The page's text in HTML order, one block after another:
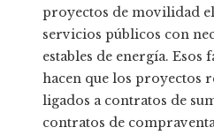
proyectos de movilidad
servicios públicos con
estables de energía. Esos
hacen que los proyectos
ligados a contratos de
contratos de